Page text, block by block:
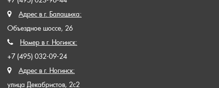
Адрес в г. Балашиха:
Объездное шоссе, 26
Номер в г. Ногинск:
+7 (495) 032-09-24
Адрес в г. Ногинск:
улица Декабристов, 2с2